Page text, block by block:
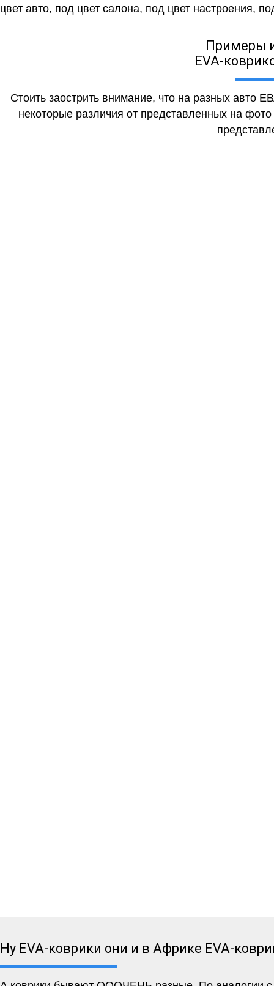
цвет авто, под цвет салона, под цвет настроения,
Примеры
EVA-
Стоить заострить внимание, что на разных авто
некоторые различия от представленных на
Ну EVA-коврики они и в Африке EVA-